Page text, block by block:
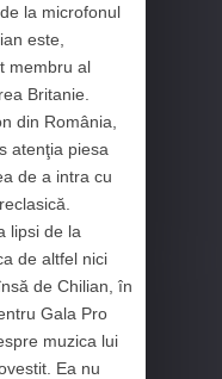
la microfonul
este,
membru al
Britanie.
din România,
atenţia piesa
de a intra cu
lipsi de la
de altfel nici
de Chilian, în
Gala Pro
muzica lui
Ea nu